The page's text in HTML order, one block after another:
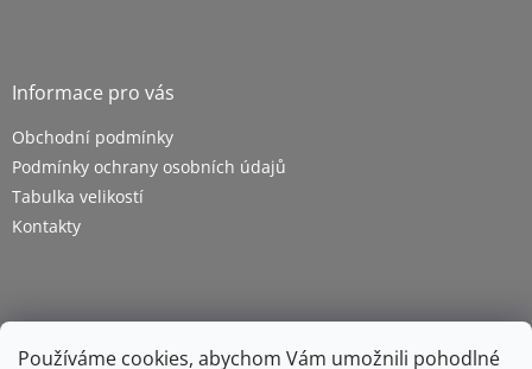
Používáme cookies, abychom Vám umožnili pohodlné
Informace pro vás
Obchodní podmínky
Podmínky ochrany osobních údajů
Tabulka velikostí
Kontakty